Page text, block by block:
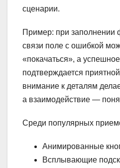
сценарии.
Пример: при заполнении
связи поле с ошибкой
«покачаться», а
подтверждается
внимание к деталям
а взаимодействие —
Среди популярных
Анимированные
Всплывающие